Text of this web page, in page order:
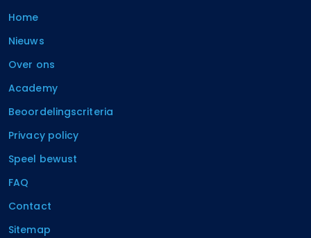
Home
Nieuws
Over ons
Academy
Beoordelingscriteria
Privacy policy
Speel bewust
FAQ
Contact
Sitemap